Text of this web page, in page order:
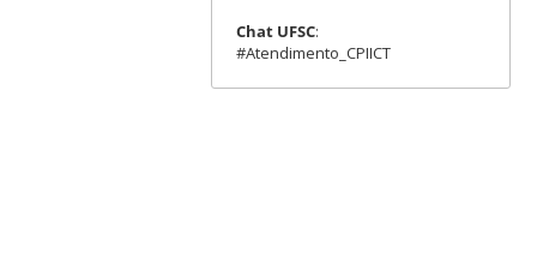
Chat UFSC:
#Atendimento_CPIICT